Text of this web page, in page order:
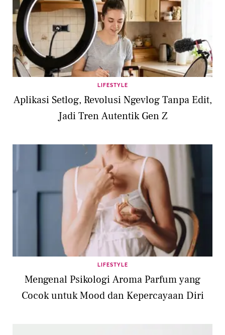
LIFESTYLE
Aplikasi Setlog, Revolusi Ngevlog Tanpa Edit,
Jadi Tren Autentik Gen Z
LIFESTYLE
Mengenal Psikologi Aroma Parfum yang
Cocok untuk Mood dan Kepercayaan Diri